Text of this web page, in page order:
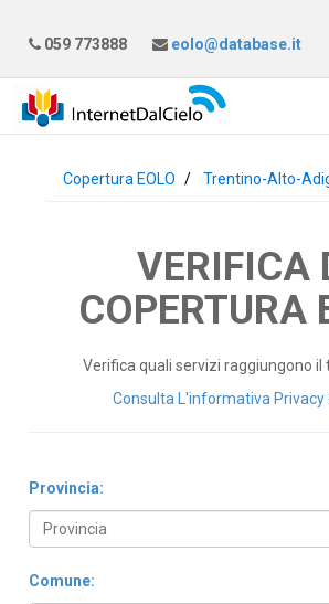
059 773888 eolo@database.it
Copertura EOLO Trentino-Alto-
VERIFICA
COPERTURA
Verifica quali servizi raggiungono il
Consulta L'informativa Privacy
Provincia:
Comune: